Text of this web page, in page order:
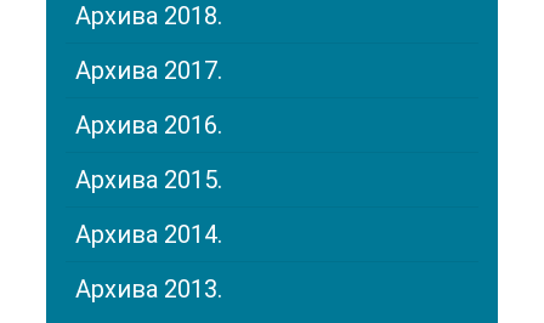
Архива 2018.
Архива 2017.
Архива 2016.
Архива 2015.
Архива 2014.
Архива 2013.